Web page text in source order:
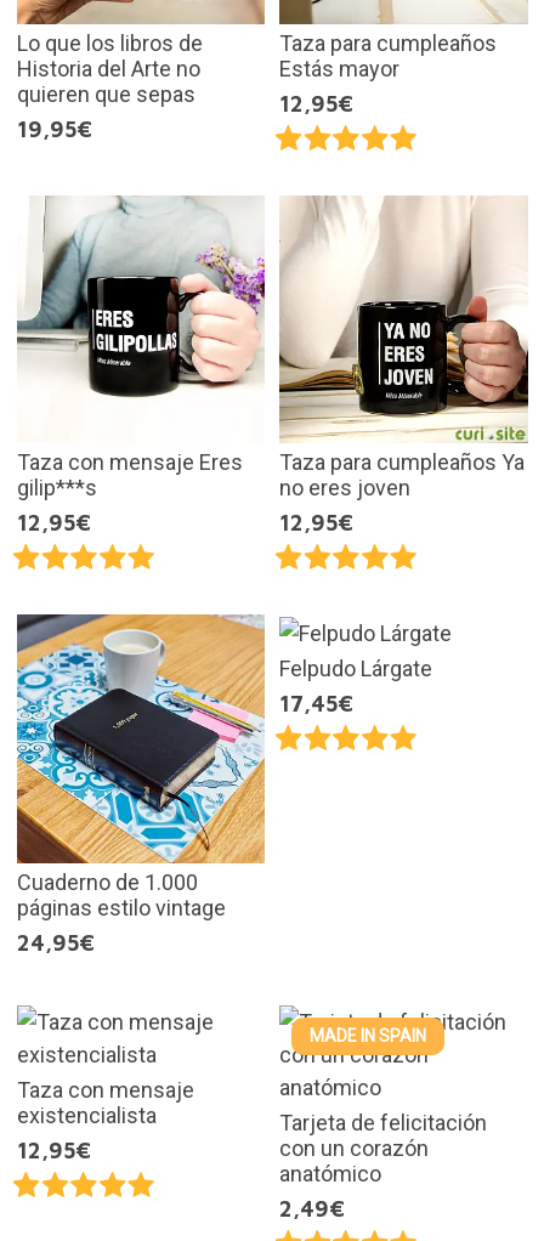
Lo que los libros de
Historia del Arte no
quieren que sepas
19,95€
Taza para cumpleaños
Estás mayor
12,95€
Taza con mensaje Eres
gilip***s
12,95€
Taza para cumpleaños Ya
no eres joven
12,95€
Cuaderno de 1.000
páginas estilo vintage
24,95€
Felpudo Lárgate
17,45€
Taza con mensaje
existencialista
12,95€
MADE IN SPAIN
Tarjeta de felicitación
con un corazón
anatómico
2,49€